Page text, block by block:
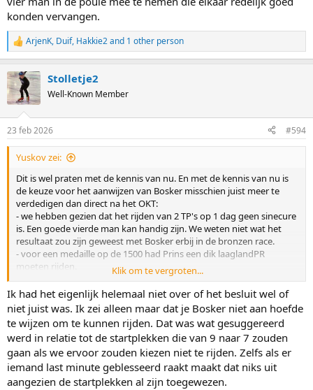
konden vervangen.
R
e
c
t
i
s
:
ArjenK, Duif, Hakkie2and 1 other person
Stolletje2
Well-Known Member
23 feb 2026 #594
Yuskov zei:
Dit is wel praten met de kennis van nu. En met de kennis van nu is
de keuze voor het aanwijzen van Bosker misschien juist meer te
verdedigen dan direct na het OKT:
- we hebben gezien dat het rijden van 2 TP's op 1 dag geen sinecure
is. Een goede vierde man kan handig zijn. We weten niet wat het
resultaat zou zijn geweest met Bosker erbij in de bronzen race.
- voor een medaille op de 1500 had Prins een dik laaglandPR
moeten rijden.
- voor een TP is drie man nodig. Met drie ben je wel kwetsbaar. Zie
de Noren. Die hadden een zieke Eitrem en dat kostte hun de kans
op een medaille. Nu is er geen Noor die Eitrem kon vervangen,
maar NL had wel de mogelijkheid om vier man in de poule mee te
nemen die elkaar redelijk goed konden vervangen.
Klik om te vergroten...
Ik had het eigenlijk helemaal niet over of het besluit wel of
niet juist was. Ik zei alleen maar dat je Bosker niet aan hoefde
te wijzen om te kunnen rijden. Dat was wat gesuggereerd
werd in relatie tot de startplekken die van 9 naar 7 zouden
gaan als we ervoor zouden kiezen niet te rijden. Zelfs als er
iemand last minute geblesseerd raakt maakt dat niks uit
aangezien de startplekken al zijn toegewezen.